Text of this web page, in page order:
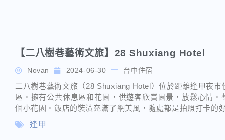
【二八樹巷藝術文旅】28 Shuxiang Hotel
Novan 2024-06-30 台中住宿
二八樹巷藝術文旅（28 Shuxiang Hotel）位於距離逢甲夜
區。擁有公共休息區和花園，供遊客欣賞園景，放鬆心情
個小花園。飯店的裝潢充滿了網美風，隨處都是拍照打卡的
逢甲